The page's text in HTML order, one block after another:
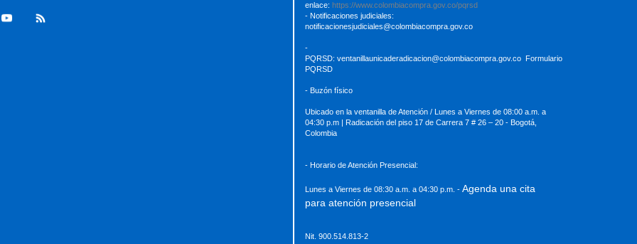
enlace: https://www.colombiacompra.gov.co/pqrsd
- Notificaciones judiciales:
notificacionesjudiciales@colombiacompra.gov.co
-
PQRSD: ventanillaunicaderadicacion@colombiacompra.gov.co
Formulario
PQRSD
- Buzón físico
Ubicado en la ventanilla de Atención / Lunes a Viernes de 08:00 a.m. a
04:30 p.m | Radicación del piso 17 de Carrera 7 # 26 – 20 - Bogotá,
Colombia
- Horario de Atención Presencial:
Lunes a Viernes de 08:30 a.m. a 04:30 p.m. - Agenda una cita
para atención presencial
Nit. 900.514.813-2